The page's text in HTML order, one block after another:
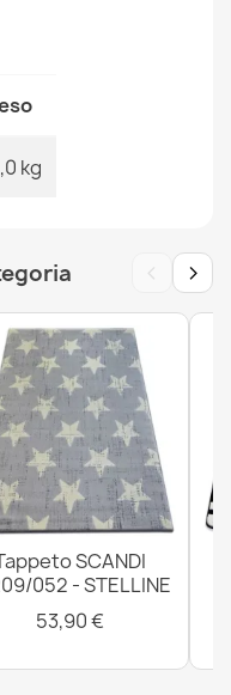
- moderno, forma
- moderno, forma
legno - moderno,
kg
‹ ›
SCANDI
052 - STELLINE
53,90 €